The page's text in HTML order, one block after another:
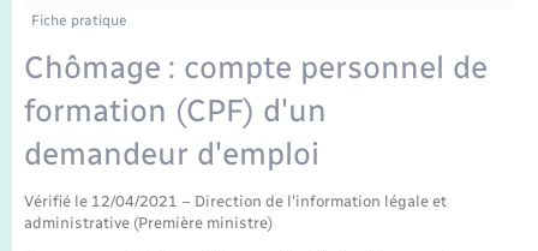
Mariage – PACS
Parrainage civil
Fiche pratique
Chômage : compte personnel de
formation (CPF) d'un
demandeur d'emploi
Vérifié le 12/04/2021 – Direction de l'information légale et
administrative (Première ministre)